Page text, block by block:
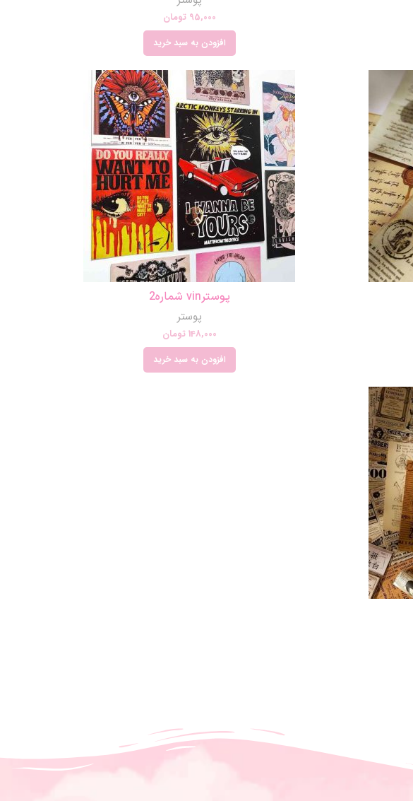
95,000 تومان
افزودن به سبد خرید
پوسترvin شماره2
پوستر
148,000 تومان
افزودن به سبد خرید